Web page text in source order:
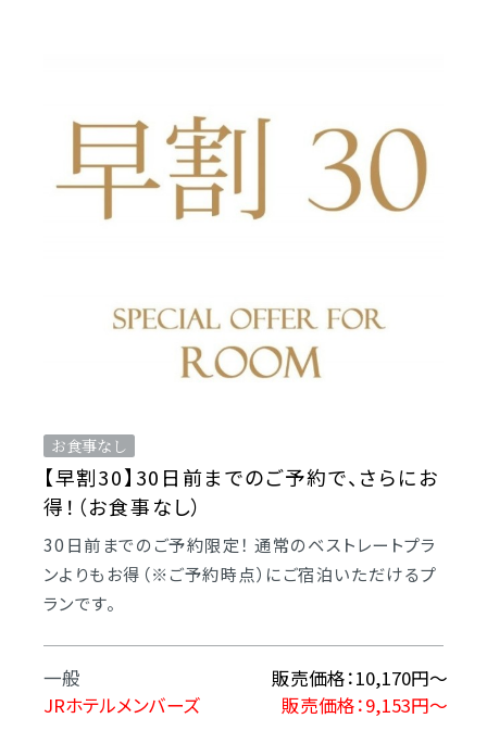
【早割30】30日前までのご予約で、さらにお
得！（お食事なし）
お食事なし
30日前までのご予約限定！ 通常のベストレートプラ
ンよりもお得（※ご予約時点）にご宿泊いただけるプ
ランです。
一般
販売価格：10,170円～
JRホテルメンバーズ
販売価格：9,153円～